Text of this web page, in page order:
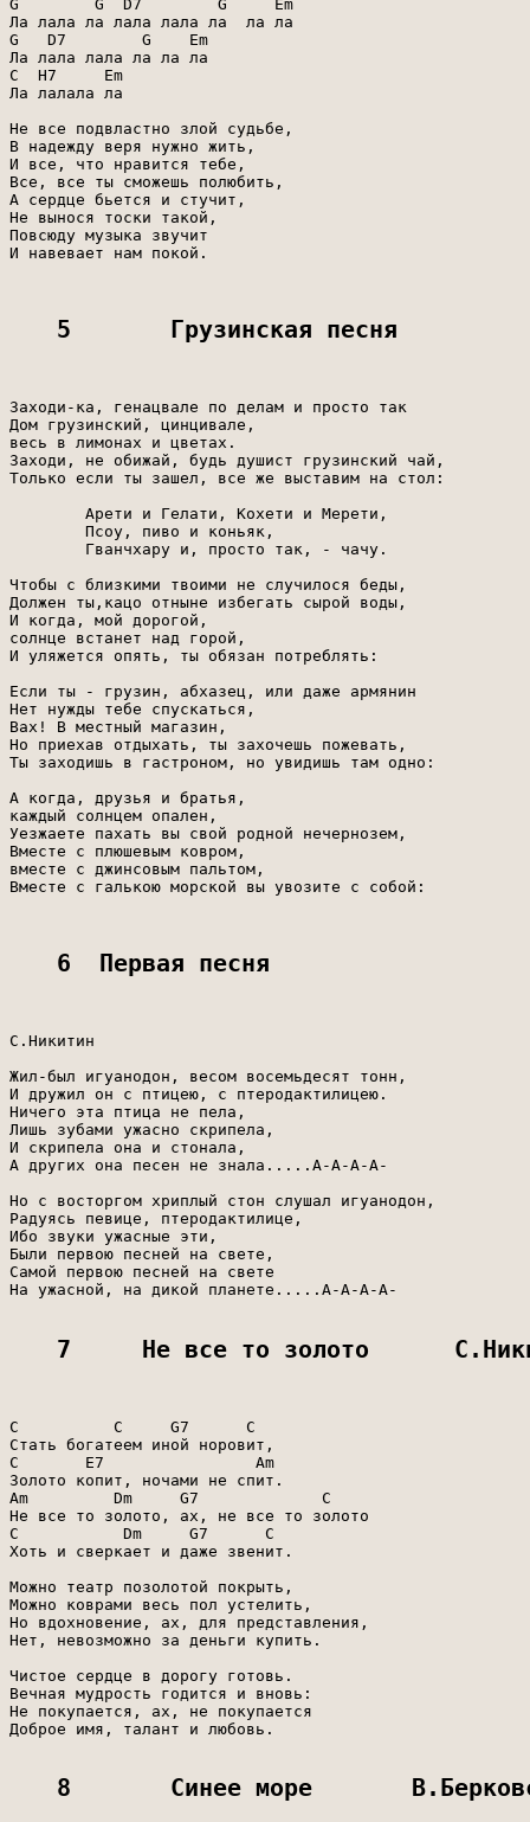
G        G  D7        G     Em
Ла лала ла лала лала ла  ла ла
G   D7        G    Em
Ла лала лала ла ла ла
C  H7     Em
Ла лалала ла
Не все подвластно злой судьбе,
В надежду веря нужно жить,
И все, что нравится тебе,
Все, все ты сможешь полюбить,
А сердце бьется и стучит,
Не вынося тоски такой,
Повсюду музыка звучит
И навевает нам покой.
5       Грузинская песня
Заходи-ка, генацвале по делам и просто так
Дом грузинский, цинцивале,
весь в лимонах и цветах.
Заходи, не обижай, будь душист грузинский чай,
Только если ты зашел, все же выставим на стол:
        Арети и Гелати, Кохети и Мерети,
        Псоу, пиво и коньяк,
        Гванчхару и, просто так, - чачу.
Чтобы с близкими твоими не случилося беды,
Должен ты,кацо отныне избегать сырой воды,
И когда, мой дорогой,
солнце встанет над горой,
И уляжется опять, ты обязан потреблять:
Если ты - грузин, абхазец, или даже армянин
Нет нужды тебе спускаться,
Вах! В местный магазин,
Но приехав отдыхать, ты захочешь пожевать,
Ты заходишь в гастроном, но увидишь там одно:
А когда, друзья и братья,
каждый солнцем опален,
Уезжаете пахать вы свой родной нечернозем,
Вместе с плюшевым ковром,
вместе с джинсовым пальтом,
Вместе с галькою морской вы увозите с собой:
6  Первая песня
С.Никитин
Жил-был игуанодон, весом восемьдесят тонн,
И дружил он с птицею, с птеродактилицею.
Ничего эта птица не пела,
Лишь зубами ужасно скрипела,
И скрипела она и стонала,
А других она песен не знала.....А-А-А-А-
Но с восторгом хриплый стон слушал игуанодон,
Радуясь певице, птеродактилице,
Ибо звуки ужасные эти,
Были первою песней на свете,
Самой первою песней на свете
На ужасной, на дикой планете.....А-А-А-А-
7     Не все то золото
C          C     G7      C
Стать богатеем иной норовит,
C       E7                Am
Золото копит, ночами не спит.
Am         Dm     G7             C
Не все то золото, ах, не все то золото
C           Dm     G7      C
Хоть и сверкает и даже звенит.
Можно театр позолотой покрыть,
Можно коврами весь пол устелить,
Но вдохновение, ах, для представления,
Нет, невозможно за деньги купить.
Чистое сердце в дорогу готовь.
Вечная мудрость годится и вновь:
Не покупается, ах, не покупается
Доброе имя, талант и любовь.
8       Синее море